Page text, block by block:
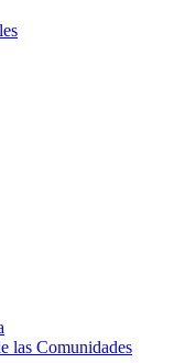
las Comunidades